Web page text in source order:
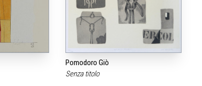
Pomodoro Giò
Senza titolo